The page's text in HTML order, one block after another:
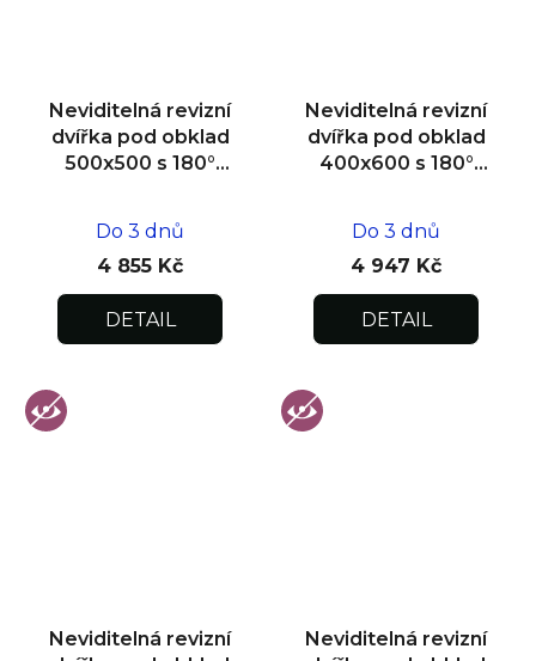
Neviditelná revizní
dvířka pod obklad
500x500 s 180°
Do 3 dnů
4 855 Kč
DETAIL
Neviditelná revizní
dvířka pod obklad
400x600 s 180°
Do 3 dnů
4 947 Kč
DETAIL
Neviditelná revizní
Neviditelná revizní